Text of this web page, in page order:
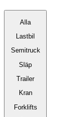
Alla
Lastbil
Semitruck
Släp
Trailer
Kran
Forklifts